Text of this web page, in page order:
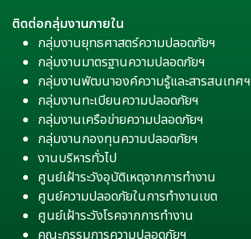
ติดต่อกลุ่มงานภายใน
กลุ่มงานยุทธศาสตร์ความปลอดภัยฯ
กลุ่มงานมาตรฐานความปลอดภัยฯ
กลุ่มงานพัฒนาองค์ความรู้และสารสนเทศฯ
กลุ่มงานทะเบียนความปลอดภัยฯ
กลุ่มงานเครือข่ายความปลอดภัยฯ
กลุ่มงานกองทุนความปลอดภัยฯ
งานบริหารทั่วไป
ศูนย์เฝ้าระวังอุบัติเหตุจากการทำงาน
ศูนย์ความปลอดภัยในการทำงานเขต
ศูนย์เฝ้าระวังโรคจากการทำงาน
คณะกรรมการความปลอดภัยฯ